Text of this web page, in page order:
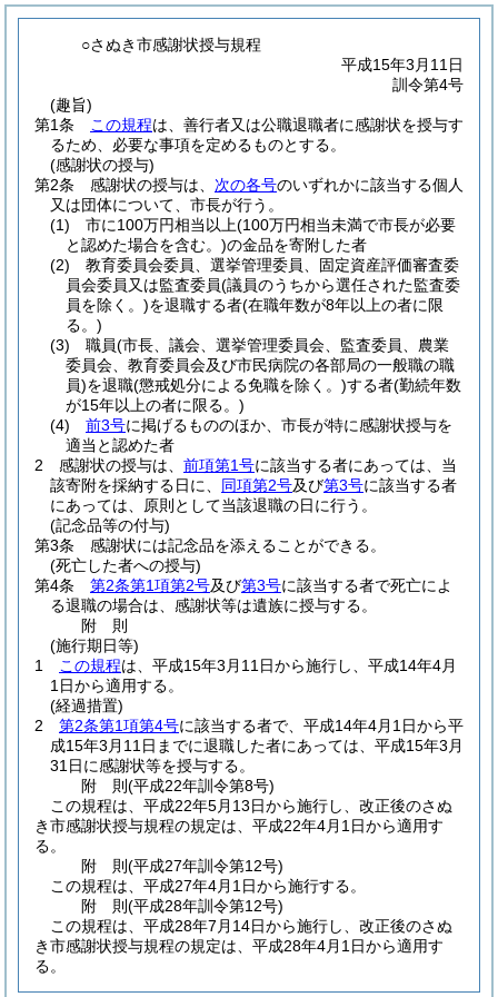
○さぬき市感謝状授与規程
平成15年3月11日
訓令第4号
(趣旨)
第1条
この規程は、善行者又は公職退職者に感謝状を授与す
るため、必要な事項を定めるものとする。
(感謝状の授与)
第2条
感謝状の授与は、 次の各号のいずれかに該当する個人
又は団体について、市長が行う。
(1)
市に100万円相当以上(100万円相当未満で市長が必要
と認めた場合を含む。)の金品を寄附した者
(2)
教育委員会委員、選挙管理委員、固定資産評価審査委
員会委員又は監査委員(議員のうちから選任された監査委
員を除く。)を退職する者(在職年数が8年以上の者に限
る。)
(3)
職員(市長、議会、選挙管理委員会、監査委員、農業
委員会、教育委員会及び市民病院の各部局の一般職の職
員)を退職(懲戒処分による免職を除く。)する者(勤続年数
が15年以上の者に限る。)
(4)
前3号に掲げるもののほか、市長が特に感謝状授与を
適当と認めた者
2
感謝状の授与は、 前項第1号に該当する者にあっては、当
該寄附を採納する日に、 同項第2号及び第3号に該当する者
にあっては、原則として当該退職の日に行う。
(記念品等の付与)
第3条
感謝状には記念品を添えることができる。
(死亡した者への授与)
第4条
第2条第1項第2号及び第3号に該当する者で死亡によ
る退職の場合は、感謝状等は遺族に授与する。
附 則
(施行期日等)
1
この規程は、平成15年3月11日から施行し、平成14年4月
1日から適用する。
(経過措置)
2
第2条第1項第4号に該当する者で、平成14年4月1日から平
成15年3月11日までに退職した者にあっては、平成15年3月
31日に感謝状等を授与する。
附 則(平成22年訓令第8号)
この規程は、平成22年5月13日から施行し、改正後のさぬ
き市感謝状授与規程の規定は、平成22年4月1日から適用す
る。
附 則(平成27年訓令第12号)
この規程は、平成27年4月1日から施行する。
附 則(平成28年訓令第12号)
この規程は、平成28年7月14日から施行し、改正後のさぬ
き市感謝状授与規程の規定は、平成28年4月1日から適用す
る。